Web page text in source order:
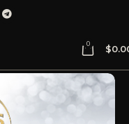
0 $